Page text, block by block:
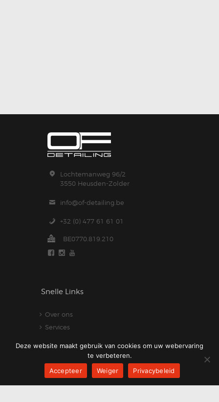
Lochtemanweg 96/2
3550 Heusden-Zolder
info@of-detailing.be
+32 (0) 477 61 61 01
BE0770.819.210
Snelle Links
Over ons
Services
Deze website maakt gebruik van cookies om uw webervaring
te verbeteren.
Accepteer
Weiger Privacybeleid